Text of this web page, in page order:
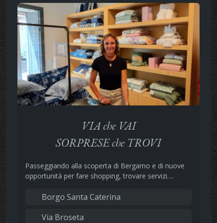
VIA che VAI
SORPRESE che TROVI
Passeggiando alla scoperta di Bergamo e di nuove
opportunità per fare shopping, trovare servizi….
Borgo Santa Caterina
Via Broseta